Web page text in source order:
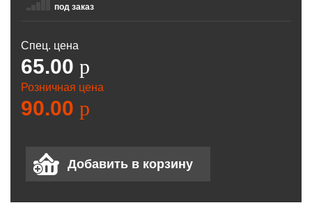
под заказ
Спец. цена
65.00 p
Розничная цена
90.00 p